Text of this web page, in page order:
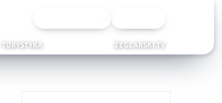
TURYSTYKA ŻEGLARSKI.TV